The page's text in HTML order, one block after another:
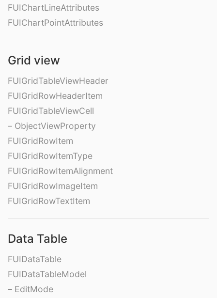
FUIChartLineAttributes
FUIChartPointAttributes
Grid view
FUIGridTableViewHeader
FUIGridRowHeaderItem
FUIGridTableViewCell
– ObjectViewProperty
FUIGridRowItem
FUIGridRowItemType
FUIGridRowItemAlignment
FUIGridRowImageItem
FUIGridRowTextItem
Data Table
FUIDataTable
FUIDataTableModel
– EditMode